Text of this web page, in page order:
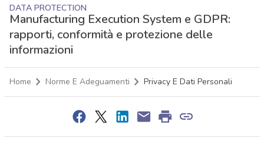
DATA PROTECTION
Manufacturing Execution System e GDPR:
rapporti, conformità e protezione delle
informazioni
Home Norme E Adeguamenti Privacy E Dati Personali